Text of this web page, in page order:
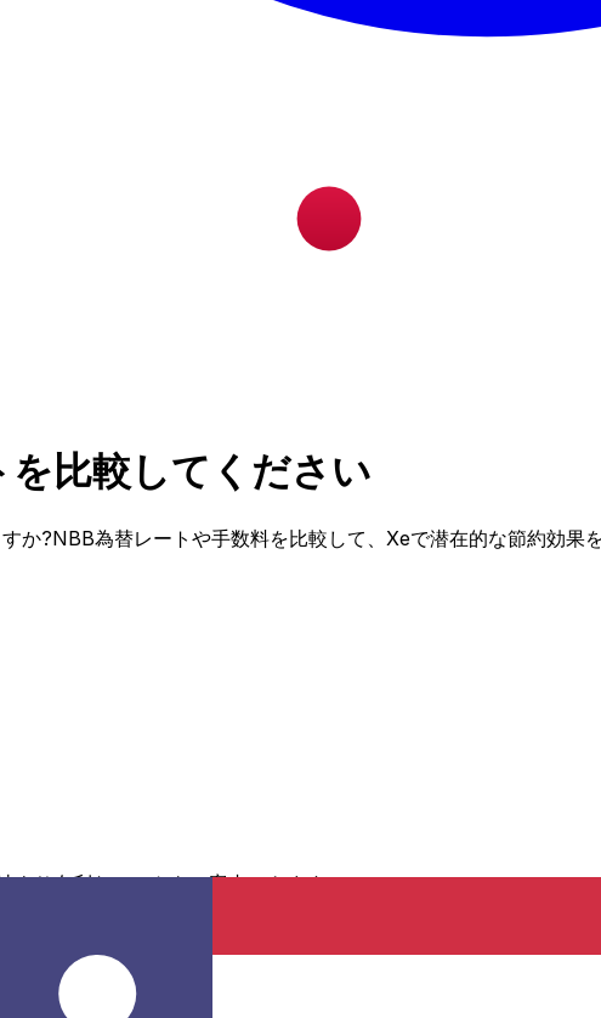
を比較してください
?NBB為替レートや手数料を比較して、Xeで潜在的な節約効果を
より有利なレートをご案内できます。